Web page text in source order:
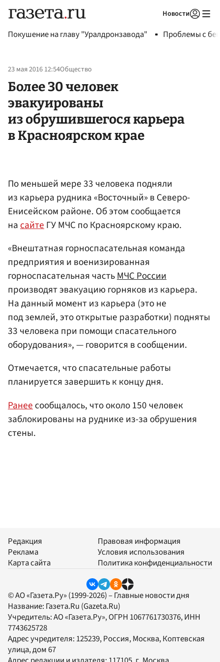
Новости
Покушение на главу "Уралдронзавода" Проблемы с
23 мая 2016 12:54Общество
Более 30 человек
эвакуированы
из обрушившегося карьера
в Красноярском крае
По меньшей мере 33 человека подняли
из карьера рудника «Восточный» в Северо-
Енисейском районе. Об этом сообщается
насайтеГУ МЧС по Красноярскому краю.
«Внештатная горноспасательная команда
предприятия и военизированная
горноспасательная частьМЧС России
производят эвакуацию горняков из карьера.
На данный момент из карьера (это не
под землей, это открытые разработки) подняты
33 человека при помощи спасательного
оборудования», — говорится в сообщении.
Отмечается, что спасательные работы
планируется завершить к концу дня.
Ранее сообщалось, что около 150 человек
заблокированы на руднике из-за обрушения
стены.
Редакция
Реклама
Карта сайта
Правовая информация
Условия использования
Политика конфиденциальности
© АО «Газета.Ру» (1999-2026) – Главные новости дня
Название: Газета.Ru (Gazeta.Ru)
Учредитель:АО «Газета.Ру», ОГРН 1067761730376, ИНН
7743625728
Адрес учредителя: 125239, Россия, Москва, Коптевская
улица, дом 67